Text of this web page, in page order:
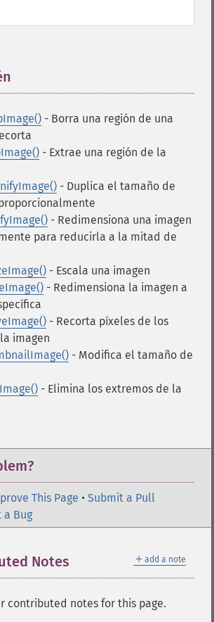
- Borra una región de una
- Extrae una región de la
- Duplica el tamaño de
- Redimensiona una imagen
para reducirla a la mitad de
- Escala una imagen
- Redimensiona la imagen a
- Recorta píxeles de los
imagen
- Modifica el tamaño de
- Elimina los extremos de la
This Page • Submit a Pull
a Bug
＋ add a note
Notes
contributed notes for this page.